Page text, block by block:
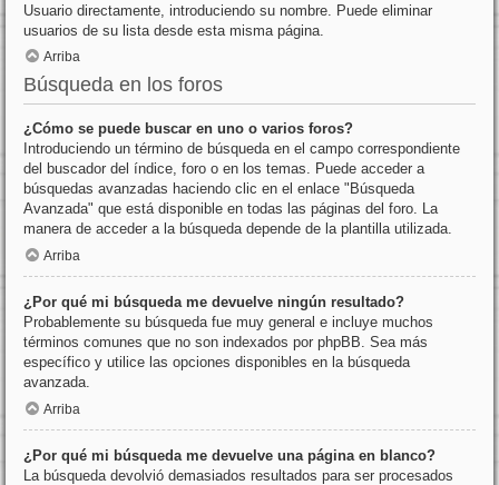
Usuario directamente, introduciendo su nombre. Puede eliminar
usuarios de su lista desde esta misma página.
Arriba
Búsqueda en los foros
¿Cómo se puede buscar en uno o varios foros?
Introduciendo un término de búsqueda en el campo correspondiente
del buscador del índice, foro o en los temas. Puede acceder a
búsquedas avanzadas haciendo clic en el enlace "Búsqueda
Avanzada" que está disponible en todas las páginas del foro. La
manera de acceder a la búsqueda depende de la plantilla utilizada.
Arriba
¿Por qué mi búsqueda me devuelve ningún resultado?
Probablemente su búsqueda fue muy general e incluye muchos
términos comunes que no son indexados por phpBB. Sea más
específico y utilice las opciones disponibles en la búsqueda
avanzada.
Arriba
¿Por qué mi búsqueda me devuelve una página en blanco?
La búsqueda devolvió demasiados resultados para ser procesados